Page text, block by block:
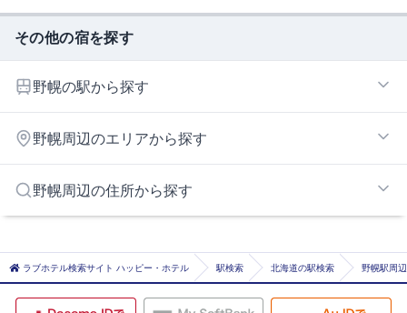
その他の宿を探す
野幌の駅から探す
野幌周辺のエリアから探す
岩見沢エリア
野幌周辺の住所から探す
札幌市札幌市白石区
札幌市札幌市厚別区
岩見沢市
ラブホテル検索サイト ハッピー・ホテル 駅検索 北海道の駅検索 野幌駅周